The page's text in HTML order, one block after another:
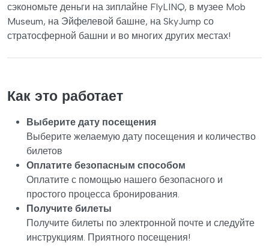
сэкономьте деньги на зиплайне FlyLINQ, в музее Mob
Museum, на Эйфелевой башне, на SkyJump со
стратосферной башни и во многих других местах!
Как это работает
Выберите дату посещения
Выберите желаемую дату посещения и количество
билетов
Оплатите безопасным способом
Оплатите с помощью нашего безопасного и
простого процесса бронирования.
Получите билеты
Получите билеты по электронной почте и следуйте
инструкциям. Приятного посещения!